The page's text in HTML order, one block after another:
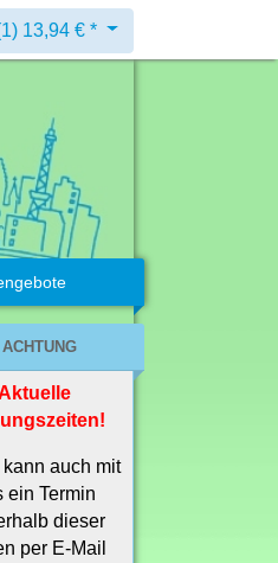
13,94 € *
ACHTUNG
kann auch mit
ein Termin
dieser
per E-Mail